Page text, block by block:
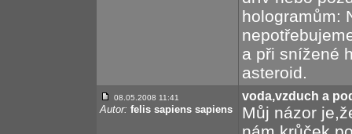
hologramům:
a při snížené
asteroid.
08.05.2008 11:41
Autor: felis sapiens sapiens
voda,vzduch a
Můj názor